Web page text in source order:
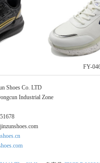
FY-
Shoes Co. LTD
Industrial Zone